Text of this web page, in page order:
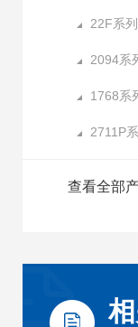
22F系列
2094系
1768系
2711P
查看全部